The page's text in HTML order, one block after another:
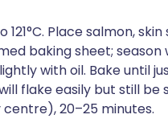
Place salmon, skin
baking sheet; season
with oil. Bake until
flake easily but still be
20–25 minutes.